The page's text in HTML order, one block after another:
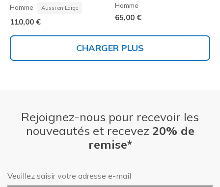
Homme Aussi en Large
110,00 €
Homme
65,00 €
CHARGER PLUS
Rejoignez-nous pour recevoir les
nouveautés et recevez 20% de
remise*
Adresse e-mail